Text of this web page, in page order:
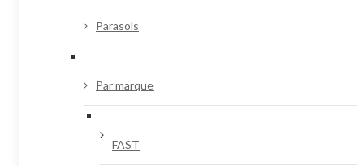
Parasols
Par marque
FAST